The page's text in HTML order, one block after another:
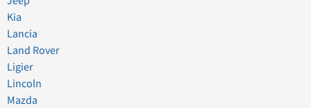
Kia
Lancia
Land Rover
Ligier
Lincoln
Mazda